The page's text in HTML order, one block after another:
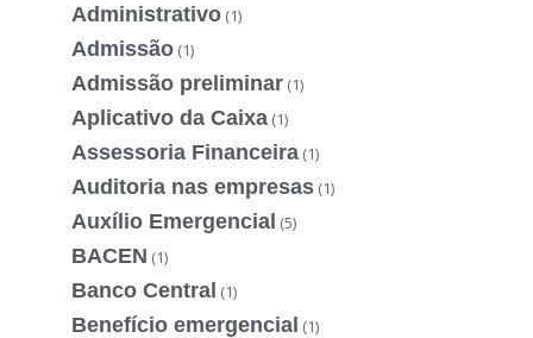
Administrativo (1)
Admissão (1)
Admissão preliminar (1)
Aplicativo da Caixa (1)
Assessoria Financeira (1)
Auditoria nas empresas (1)
Auxílio Emergencial (5)
BACEN (1)
Banco Central (1)
Benefício emergencial (1)